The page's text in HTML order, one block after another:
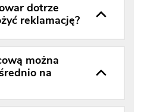
dotrze
reklamację?
można
na